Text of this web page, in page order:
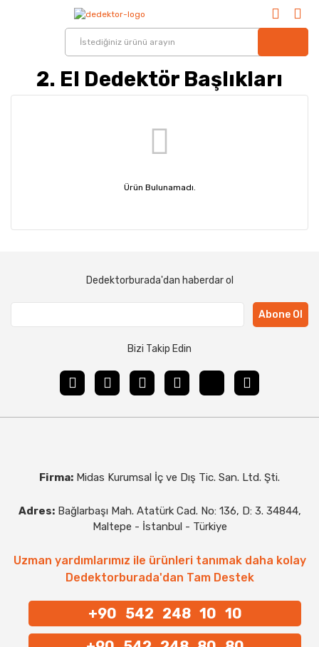
2. El Dedektör Başlıkları
Ürün Bulunamadı.
Dedektorburada'dan haberdar ol
Abone Ol
Bizi Takip Edin
Firma: Midas Kurumsal İç ve Dış Tic. San. Ltd. Şti.
Adres: Bağlarbaşı Mah. Atatürk Cad. No: 136, D: 3. 34844,
Maltepe - İstanbul - Türkiye
Uzman yardımlarımız ile ürünleri tanımak daha kolay
Dedektorburada'dan Tam Destek
+90 542 248 10 10